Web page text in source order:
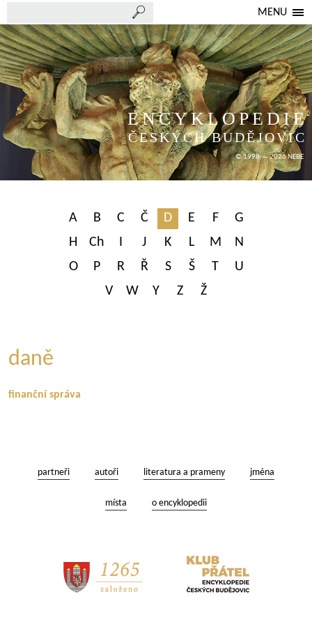
MENU
ENCYKLOPEDIE
ČESKÝCH BUDĚJOVIC
© 1998 — 2026 NEBE
A B C Č D E F
G
H
Ch I J K L M
N
O
P R Ř S Š T
U
V
W Y Z Ž
daně
finanční správa
partneři autoři literatura a prameny jména
místa o encyklopedii